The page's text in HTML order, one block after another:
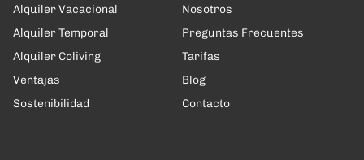
Alquiler Vacacional
Alquiler Temporal
Alquiler Coliving
Ventajas
Sostenibilidad
Nosotros
Preguntas Frecuentes
Tarifas
Blog
Contacto